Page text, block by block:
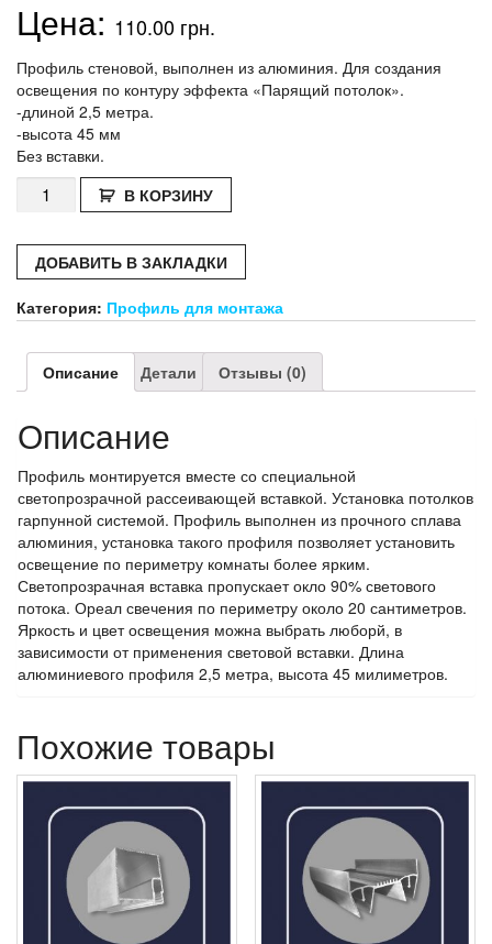
110.00 грн.
Профиль стеновой, выполнен из алюминия. Для создания
освещения по контуру эффекта «Парящий потолок».
-длиной 2,5 метра.
-высота 45 мм
Без вставки.
Количество
Профиль
«Парящий
потолок»
вставки
В КОРЗИНУ
ДОБАВИТЬ В ЗАКЛАДКИ
Категория: Профиль для монтажа
Описание Детали Отзывы (0)
Описание
Профиль монтируется вместе со специальной
светопрозрачной рассеивающей вставкой. Установка потолков
гарпунной системой. Профиль выполнен из прочного сплава
алюминия, установка такого профиля позволяет установить
освещение по периметру комнаты более ярким.
Светопрозрачная вставка пропускает окло 90% светового
потока. Ореал свечения по периметру около 20 сантиметров.
Яркость и цвет освещения можна выбрать люборй, в
зависимости от применения световой вставки. Длина
алюминиевого профиля 2,5 метра, высота 45 милиметров.
Похожие товары